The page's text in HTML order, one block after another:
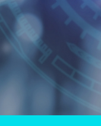
isso significa na